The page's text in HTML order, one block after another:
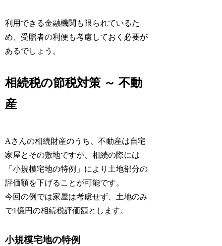
利用できる金融機関も限られているた
め、受贈者の利便も考慮しておく必要が
あるでしょう。
相続税の節税対策 ～ 不動
産
Aさんの相続財産のうち、不動産は自宅
家屋とその敷地ですが、相続の際には
「小規模宅地の特例」により土地部分の
評価額を下げることが可能です。
今回の例では家屋は考慮せず、土地のみ
で1億円の相続税評価額とします。
小規模宅地の特例